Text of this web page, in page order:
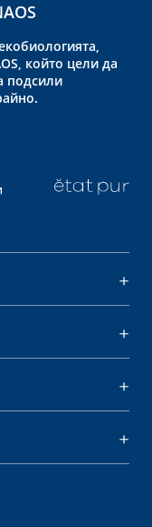
който цели да
подсили